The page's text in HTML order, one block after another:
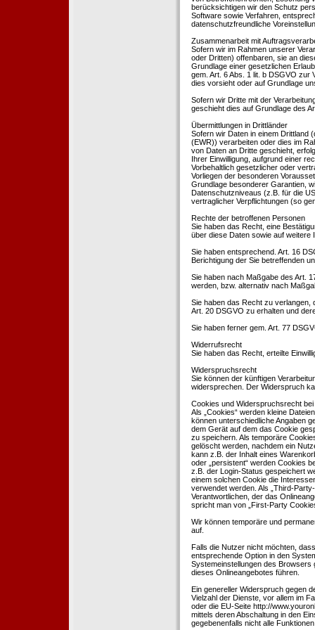
berücksichtigen wir den Schutz
Software sowie Verfahren,
datenschutzfreundliche
Zusammenarbeit mit
Sofern wir im Rahmen unserer
oder Dritten) offenbaren, sie an
Grundlage einer gesetzlichen
gem. Art. 6 Abs. 1 lit. b DSGVO zur
dies vorsieht oder auf Grundlage
Sofern wir Dritte mit der
geschieht dies auf Grundlage des
Übermittlungen in Drittländer
Sofern wir Daten in einem Drittland
(EWR)) verarbeiten oder dies im
von Daten an Dritte geschieht,
Ihrer Einwilligung, aufgrund einer
Vorbehaltlich gesetzlicher oder
Vorliegen der besonderen
Grundlage besonderer Garantien,
Datenschutzniveaus (z.B. für die
vertraglicher Verpflichtungen (so
Rechte der betroffenen Personen
Sie haben das Recht, eine
über diese Daten sowie auf weitere
Sie haben entsprechend. Art. 16
Berichtigung der Sie betreffenden
Sie haben nach Maßgabe des Art.
werden, bzw. alternativ nach
Sie haben das Recht zu verlangen,
Art. 20 DSGVO zu erhalten und
Sie haben ferner gem. Art. 77
Widerrufsrecht
Sie haben das Recht, erteilte
Widerspruchsrecht
Sie können der künftigen
widersprechen. Der Widerspruch
Cookies und Widerspruchsrecht
Als „Cookies“ werden kleine
können unterschiedliche Angaben
dem Gerät auf dem das Cookie
zu speichern. Als temporäre
gelöscht werden, nachdem ein
kann z.B. der Inhalt eines
oder „persistent“ werden Cookies
z.B. der Login-Status gespeichert
einem solchen Cookie die
verwendet werden. Als „Third-
Verantwortlichen, der das
spricht man von „First-Party
Wir können temporäre und
auf.
Falls die Nutzer nicht möchten,
entsprechende Option in den
Systemeinstellungen des
dieses Onlineangebotes führen.
Ein genereller Widerspruch gegen
Vielzahl der Dienste, vor allem im
oder die EU-Seite http://
mittels deren Abschaltung in den
gegebenenfalls nicht alle